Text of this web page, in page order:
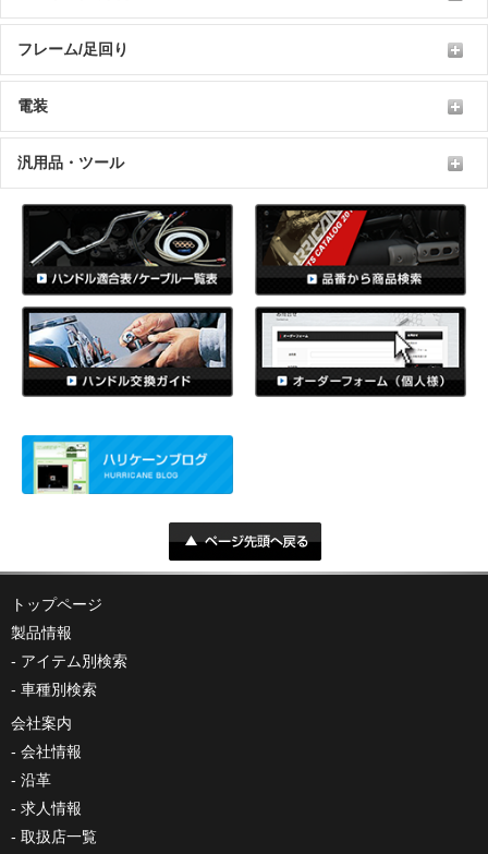
フレーム/足回り
電装
汎用品・ツール
トップページ
製品情報
アイテム別検索
車種別検索
会社案内
会社情報
沿革
求人情報
取扱店一覧